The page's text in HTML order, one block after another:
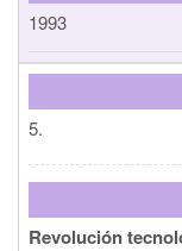
1993
5.
Revolución